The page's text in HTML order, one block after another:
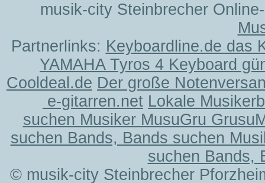
musik-city Steinbrecher
Partnerlinks: Keyboardline.de das
YAMAHA Tyros 4 Keyboard
Cooldeal.de Der große
e-gitarren.net Lokale
suchen Musiker MusuGru
suchen Bands, Bands suchen
suchen Bands,
© musik-city Steinbrecher